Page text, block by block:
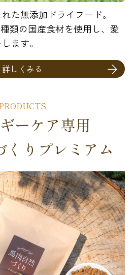
た無添加ドライフード。
類の国産食材を使用し、愛
ます。
詳しくみる
ーケア専用
くりプレミアム